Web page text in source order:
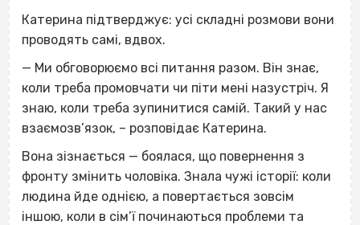
Катерина підтверджує: усі складні розмови вони
проводять самі, вдвох.
— Ми обговорюємо всі питання разом. Він знає,
коли треба промовчати чи піти мені назустріч. Я
знаю, коли треба зупинитися самій. Такий у нас
взаємозв’язок, – розповідає Катерина.
Вона зізнається — боялася, що повернення з
фронту змінить чоловіка. Знала чужі історії: коли
людина йде однією, а повертається зовсім
іншою, коли в сім’ї починаються проблеми та